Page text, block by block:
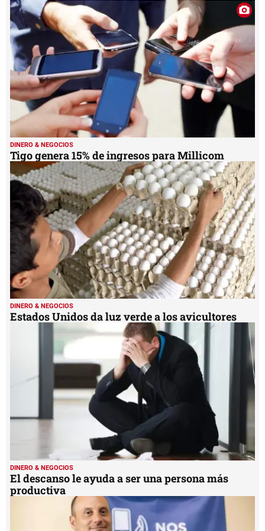
DINERO & NEGOCIOS
Tigo genera 15% de ingresos para Millicom
DINERO & NEGOCIOS
Estados Unidos da luz verde a los avicultores
DINERO & NEGOCIOS
El descanso le ayuda a ser una persona más
productiva